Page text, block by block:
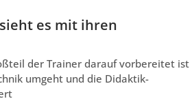
es mit ihren
der Trainer darauf vorbereitet ist
umgeht und die Didaktik-